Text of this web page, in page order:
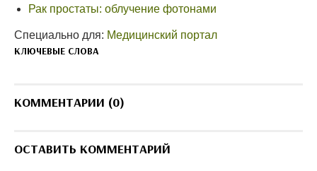
Рак простаты: облучение фотонами
Специально для: Медицинский портал
КЛЮЧЕВЫЕ СЛОВА
КОММЕНТАРИИ (0)
ОСТАВИТЬ КОММЕНТАРИЙ